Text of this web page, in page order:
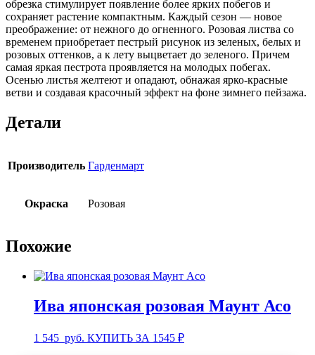
обрезка стимулирует появление более ярких побегов и
сохраняет растение компактным. Каждый сезон — новое
преображение: от нежного до огненного. Розовая листва со
временем приобретает пестрый рисунок из зеленых, белых и
розовых оттенков, а к лету выцветает до зеленого. Причем
самая яркая пестрота проявляется на молодых побегах.
Осенью листья желтеют и опадают, обнажая ярко-красные
ветви и создавая красочный эффект на фоне зимнего пейзажа.
Детали
Производитель Гарденмарт
Окраска Розовая
Похожие
Ива японская розовая Маунт Асо
1 545 руб. КУПИТЬ ЗА 1545 ₽